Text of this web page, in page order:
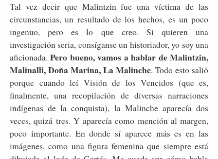
Tal vez decir que Malintzin fue una víctima de las
circunstancias, un resultado de los hechos, es un poco
ingenuo, pero es lo que creo. Si quieren una
investigación seria, consíganse un historiador, yo soy una
aficionada.Pero bueno, vamos a hablar de Malintzin,
Malinalli, Doña Marina, La Malinche. Todo esto salió
porque cuando leí Visión de los Vencidos (que es,
finalmente, una recopilación de diversas narraciones
indígenas de la conquista), la Malinche aparecía dos
veces, quizá tres. Y aparecía como mención al margen,
poco importante. En donde sí aparece más es en las
imágenes, como una figura femenina que siempre está